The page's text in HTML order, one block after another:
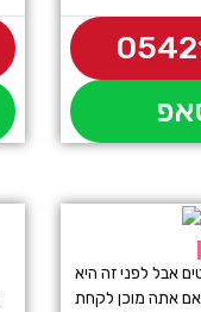
אבל לפני זה היא
אתה מוכן לקחת